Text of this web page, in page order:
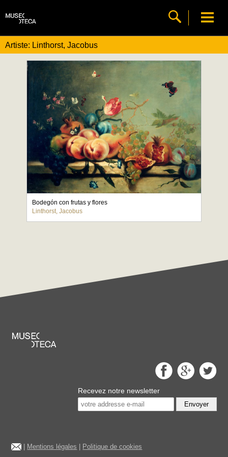
Artiste: Linthorst, Jacobus
Bodegón con frutas y flores
Linthorst, Jacobus
Recevez notre newsletter
Envoyer
Mentions légales Politique de cookies